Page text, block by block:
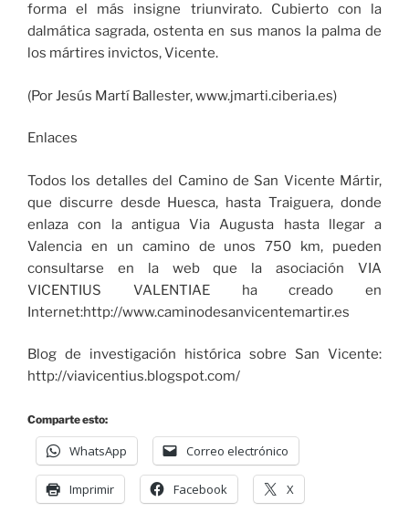
forma el más insigne triunvirato. Cubierto con la
dalmática sagrada, ostenta en sus manos la palma de
los mártires invictos, Vicente.
(Por Jesús Martí Ballester, www.jmarti.ciberia.es)
Enlaces
Todos los detalles del Camino de San Vicente Mártir,
que discurre desde Huesca, hasta Traiguera, donde
enlaza con la antigua Via Augusta hasta llegar a
Valencia en un camino de unos 750 km, pueden
consultarse en la web que la asociación VIA
VICENTIUS VALENTIAE ha creado en
Internet:http://www.caminodesanvicentemartir.es
Blog de investigación histórica sobre San Vicente:
http://viavicentius.blogspot.com/
Comparte esto:
WhatsApp Correo electrónico
Imprimir Facebook X